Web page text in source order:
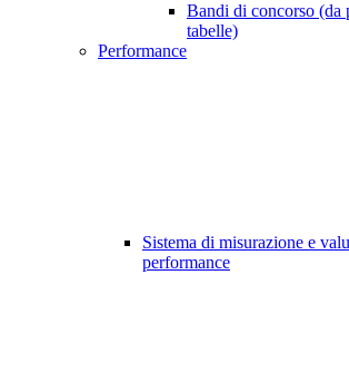
Bandi di concorso (da
tabelle)
Performance
Sistema di misurazione e
performance